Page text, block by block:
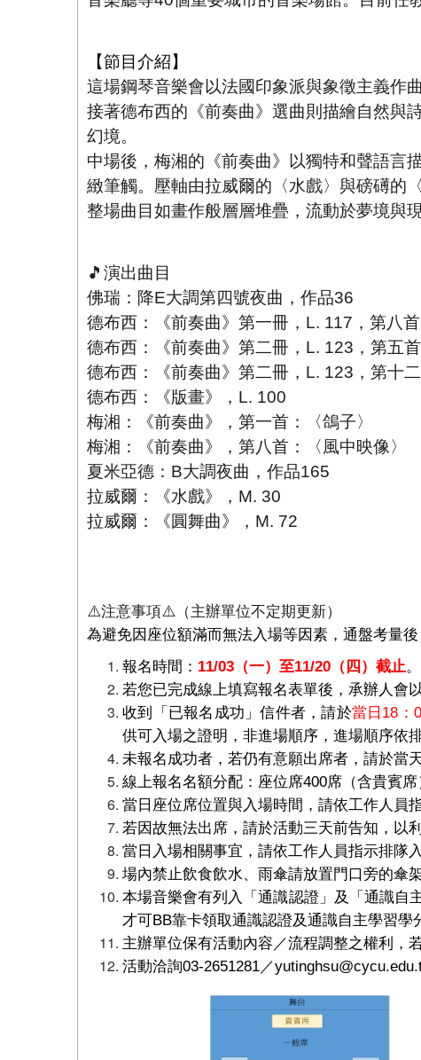
【節目介紹】
這場鋼琴音樂會以法國印象派與象徵主義作
接著德布西的《前奏曲》選曲則描繪自然與
幻境。
中場後，梅湘的《前奏曲》以獨特和聲語言
緻筆觸。壓軸由拉威爾的〈水戲〉與磅礡的
整場曲目如畫作般層層堆疊，流動於夢境與
🎵 演出曲目
佛瑞：降E大調第四號夜曲，作品36
德布西：《前奏曲》第一冊，L. 117，第八首
德布西：《前奏曲》第二冊，L. 123，第五首
德布西：《前奏曲》第二冊，L. 123，第十二
德布西：《版畫》，L. 100
梅湘：《前奏曲》，第一首：〈鴿子〉
梅湘：《前奏曲》，第八首：〈風中映像〉
夏米亞德：B大調夜曲，作品165
拉威爾：《水戲》，M. 30
拉威爾：《圓舞曲》，M. 72
⚠注意事項⚠ （主辦單位不定期更新）
為避免因座位額滿而無法入場等因素，通盤考量
報名時間： 11/03 （一）至11/20（四）截止
若您已完成線上填寫報名表單後，承辦人會
收到「已報名成功」信件者，請於當日 18
供可入場之證明，非進場順序，進場順序依
未報名成功者，若仍有意願出席者，請於當
線上報名名額分配：座位席400席（含貴賓席
當日座位席位置與入場時間，請依工作人員指
若因故無法出席，請於活動三天前告知，以
當日入場相關事宜，請依工作人員指示排隊
場內禁止飲食飲水、雨傘請放置門口旁的傘架
本場音樂會有列入「通識認證」及「通識自
才可BB靠卡領取通識認證及通識自主學習學
主辦單位保有活動內容／流程調整之權利，
活動洽詢03-2651281／